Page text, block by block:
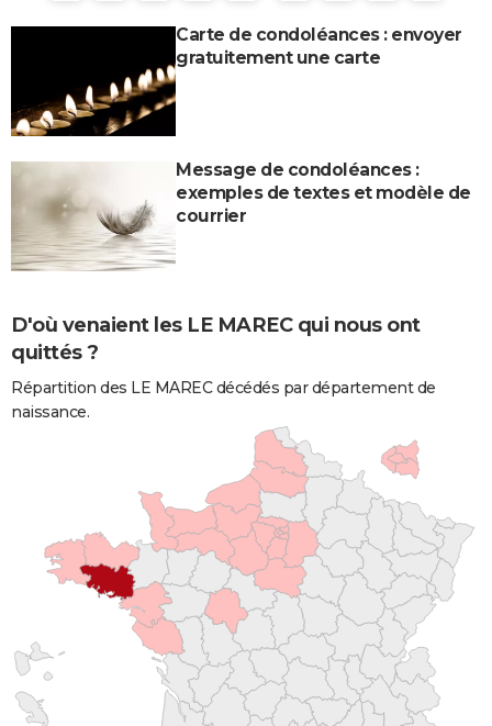
Carte de condoléances : envoyer
gratuitement une carte
Message de condoléances :
exemples de textes et modèle de
courrier
D'où venaient les LE MAREC qui nous ont
quittés ?
Répartition des LE MAREC décédés par département de
naissance.